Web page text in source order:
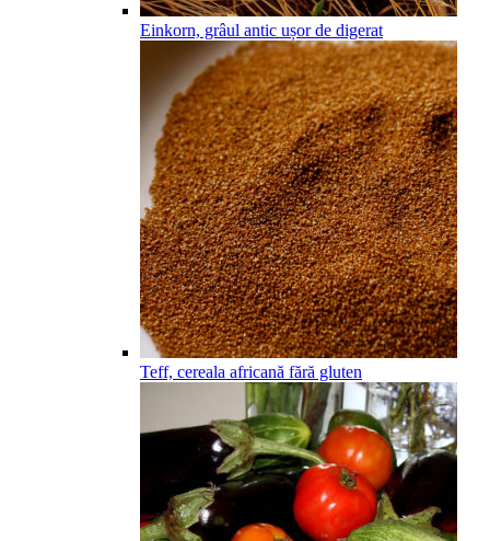
Einkorn, grâul antic ușor de digerat
Teff, cereala africană fără gluten